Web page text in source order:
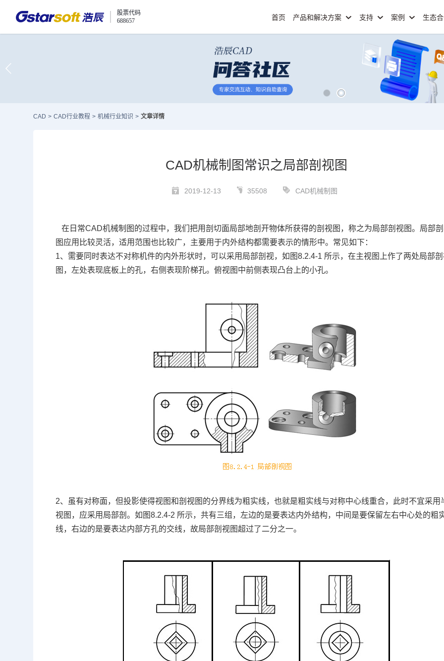
股票代码
688657
首页 产品和解决方案 支持 案例 生态
CAD > CAD行业教程 > 机械行业知识 > 文章详情
CAD机械制图常识之局部剖视图
2019-12-13 35508 CAD机械制图
在日常CAD机械制图 的过程中，我们把用剖切面局部地剖开物体所获得的剖视图，称之为局部剖视图。局部
图应用比较灵活，适用范围也比较广，主要用于内外结构都需要表示的情形中。常见如下：
1、需要同时表达不对称机件的内外形状时，可以采用局部剖视，如图8.2.4-1 所示，在主视图上作了两处局部
图，左处表现底板上的孔，右侧表现阶梯孔。俯视图中前侧表现凸台上的小孔。
2、虽有对称面，但投影使得视图和剖视图的分界线为粗实线，也就是粗实线与对称中心线重合，此时不宜采用
视图，应采用局部剖。如图8.2.4-2 所示，共有三组，左边的是要表达内外结构，中间是要保留左右中心处的粗
线，右边的是要表达内部方孔的交线，故局部剖视图超过了二分之一。